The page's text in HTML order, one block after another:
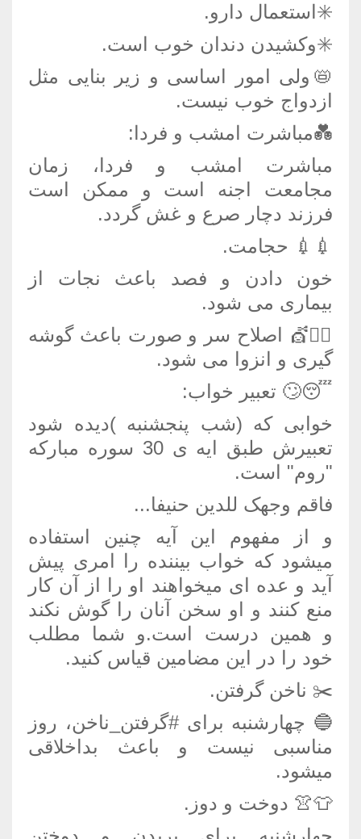
✳️استعمال دارو.
✳️وکشیدن دندان خوب است.
📛ولی امور اساسی و زیر بنایی مثل
ازدواج خوب نیست.
💑مباشرت امشب و فردا:
مباشرت امشب و فردا، زمان
مجامعت اجنه است و ممکن است
فرزند دچار صرع و غش گردد.
💉💉 حجامت.
خون دادن و فصد باعث نجات از
بیماری می شود.
💇‍♂💇 اصلاح سر و صورت باعث گوشه
گیری و انزوا می شود.
😴🙄 تعبیر خواب:
خوابی که (شب پنجشنبه )دیده شود
تعبیرش طبق ایه ی 30 سوره مبارکه
"روم" است.
فاقم وجهک للدین حنیفا...
و از مفهوم این آیه چنین استفاده
میشود که خواب بیننده را امری پیش
آید و عده ای میخواهند او را از آن کار
منع کنند و او سخن آنان را گوش نکند
و همین درست است.و شما مطلب
خود را در این مضامین قیاس کنید.
✂️ ناخن گرفتن.
🔵 چهارشنبه برای #گرفتن_ناخن، روز
مناسبی نیست و باعث بداخلاقی
میشود.
👕👚 دوخت و دوز.